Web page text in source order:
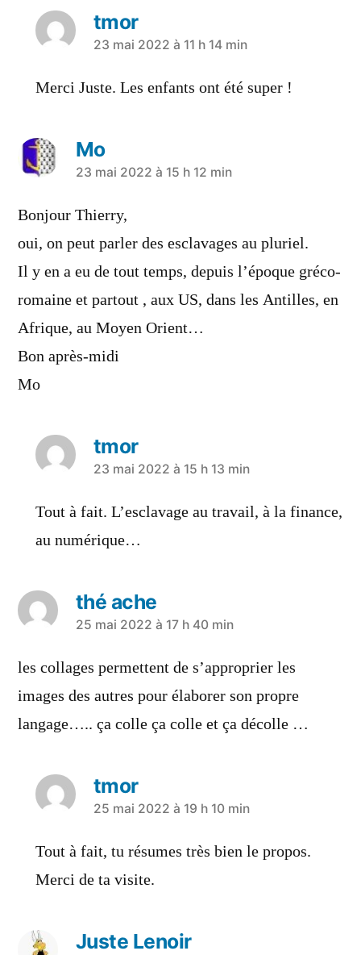
tmor
23 mai 2022 à 11 h 14 min
Merci Juste. Les enfants ont été super !
Mo
23 mai 2022 à 15 h 12 min
Bonjour Thierry,
oui, on peut parler des esclavages au pluriel.
Il y en a eu de tout temps, depuis l’époque gréco-
romaine et partout , aux US, dans les Antilles, en
Afrique, au Moyen Orient…
Bon après-midi
Mo
tmor
23 mai 2022 à 15 h 13 min
Tout à fait. L’esclavage au travail, à la finance,
au numérique…
thé ache
25 mai 2022 à 17 h 40 min
les collages permettent de s’approprier les
images des autres pour élaborer son propre
langage….. ça colle ça colle et ça décolle …
tmor
25 mai 2022 à 19 h 10 min
Tout à fait, tu résumes très bien le propos.
Merci de ta visite.
Juste Lenoir